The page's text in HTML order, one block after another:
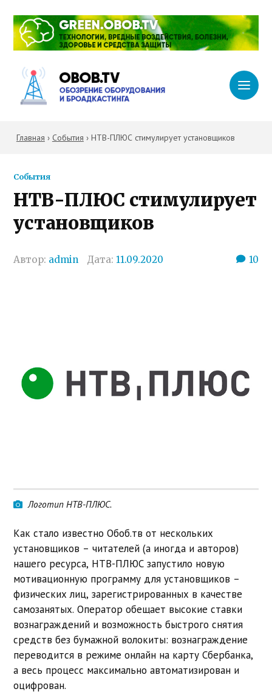
Главная › События › НТВ-ПЛЮС стимулирует установщиков
События
НТВ-ПЛЮС стимулирует
установщиков
Автор: admin Дата:11.09.2020 10
Логотип НТВ-ПЛЮС.
Как стало известно Обоб.тв от нескольких
установщиков – читателей (а иногда и авторов)
нашего ресурса, НТВ-ПЛЮС запустило новую
мотивационную программу для установщиков –
физических лиц, зарегистрированных в качестве
самозанятых. Оператор обещает высокие ставки
вознаграждений и возможность быстрого снятия
средств без бумажной волокиты: вознаграждение
переводится в режиме онлайн на карту Сбербанка,
а весь процесс максимально автоматизирован и
оцифрован.